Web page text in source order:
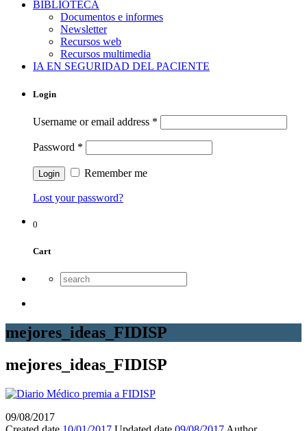
BIBLIOTECA
Documentos e informes
Newsletter
Recursos web
Recursos multimedia
IA EN SEGURIDAD DEL PACIENTE
Login
Username or email address *
Password *
Remember me
Lost your password?
0
Cart
mejores_ideas_FIDISP
mejores_ideas_FIDISP
09/08/2017